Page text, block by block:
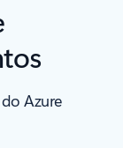
Azure